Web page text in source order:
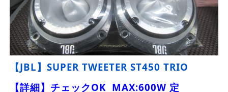
【JBL】SUPER TWEETER ST450 TRIO
【詳細】チェックOK MAX:600W 定